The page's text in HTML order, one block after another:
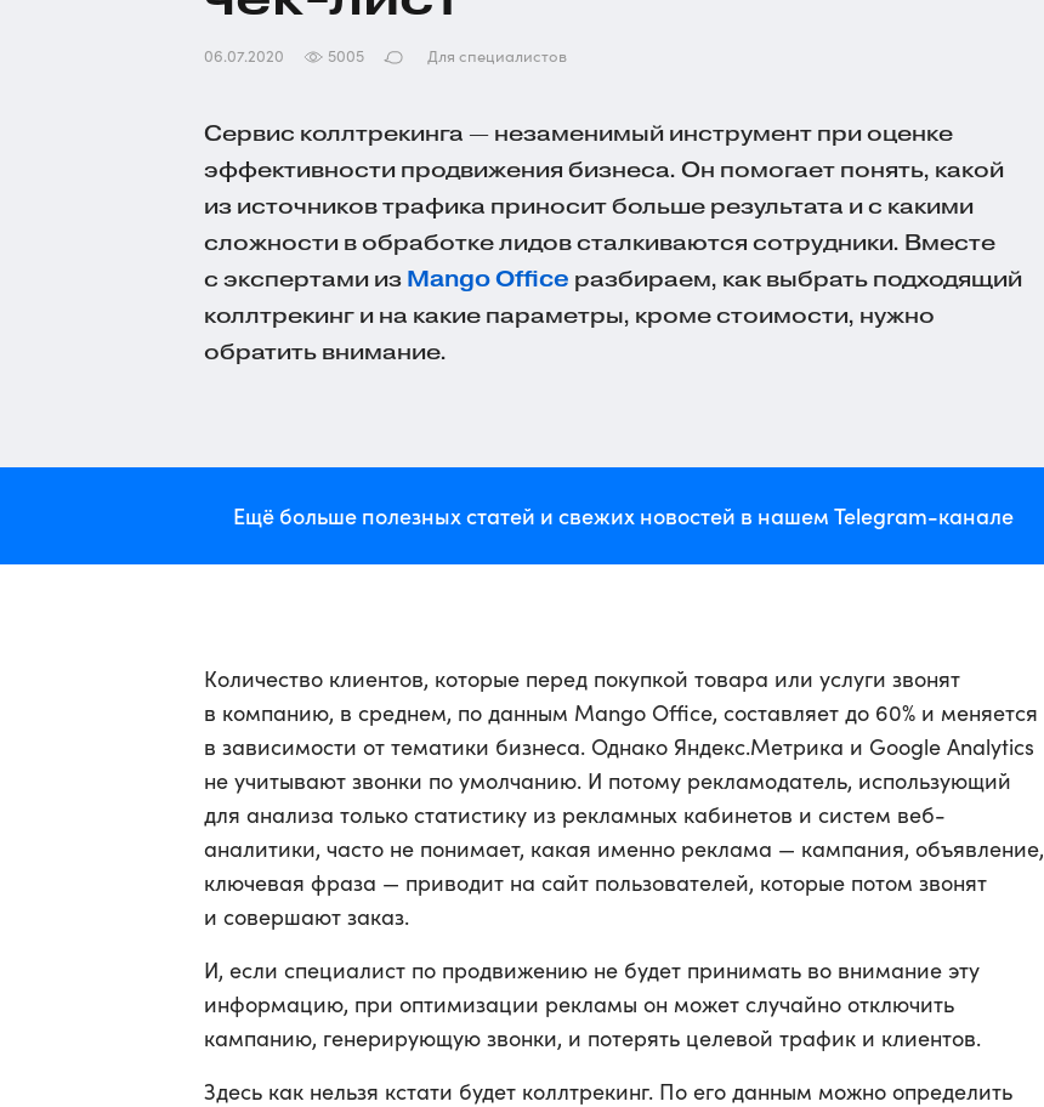
06.07.2020 5005 Для специалистов
Сервис коллтрекинга — незаменимый инструмент при оценке
эффективности продвижения бизнеса. Он помогает понять, какой
из источников трафика приносит больше результата и с какими
сложности в обработке лидов сталкиваются сотрудники. Вместе
с экспертами из Mango Office разбираем, как выбрать подходящий
коллтрекинг и на какие параметры, кроме стоимости, нужно
обратить внимание.
Ещё больше полезных статей и свежих новостей в нашем Telegram-канале
Количество клиентов, которые перед покупкой товара или услуги звонят
в компанию, в среднем, по данным Mango Office, составляет до 60% и меняется
в зависимости от тематики бизнеса. Однако Яндекс.Метрика‌ ‌и‌ ‌Google‌ ‌Analytics‌
‌не‌ ‌учитывают ‌звонки по умолчанию. И потому рекламодатель, использующий
для анализа только статистику из рекламных кабинетов и систем веб-
аналитики, часто не понимает, какая именно реклама — кампания, объявление,
ключевая фраза — приводит на сайт пользователей, которые потом звонят
и совершают заказ.
И, если специалист по продвижению не будет принимать во внимание эту
информацию, при оптимизации рекламы он может случайно отключить
кампанию, генерирующую звонки, и потерять целевой трафик и клиентов.
Здесь как нельзя кстати будет коллтрекинг. По его данным можно определить